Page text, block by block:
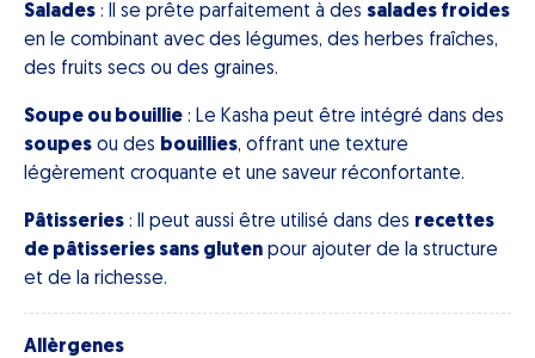
Salades : Il se prête parfaitement à des salades froides
en le combinant avec des légumes, des herbes fraîches,
des fruits secs ou des graines.
Soupe ou bouillie : Le Kasha peut être intégré dans des
soupes ou des bouillies, offrant une texture
légèrement croquante et une saveur réconfortante.
Pâtisseries : Il peut aussi être utilisé dans des recettes
de pâtisseries sans gluten pour ajouter de la structure
et de la richesse.
Allèrgenes